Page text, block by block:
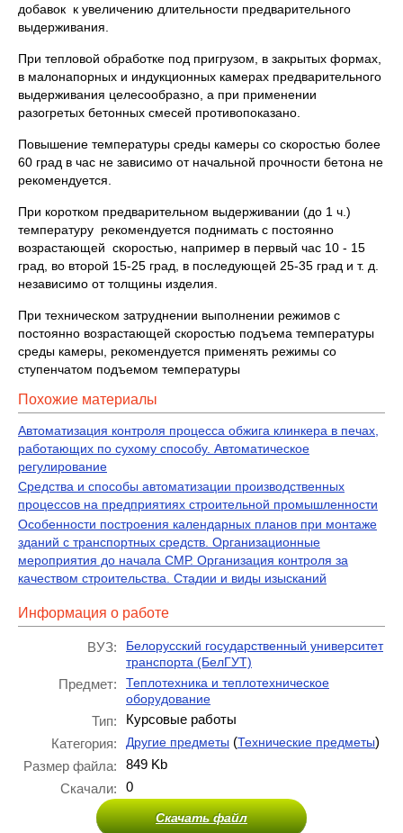
добавок к увеличению длительности предварительного
выдерживания.
При тепловой обработке под пригрузом, в закрытых формах,
в малонапорных и индукционных камерах предварительного
выдерживания целесообразно, а при применении
разогретых бетонных смесей противопоказано.
Повышение температуры среды камеры со скоростью более
60 град в час не зависимо от начальной прочности бетона не
рекомендуется.
При коротком предварительном выдерживании (до 1 ч.)
температуру рекомендуется поднимать с постоянно
возрастающей скоростью, например в первый час 10 - 15
град, во второй 15-25 град, в последующей 25-35 град и т. д.
независимо от толщины изделия.
При техническом затруднении выполнении режимов с
постоянно возрастающей скоростью подъема температуры
среды камеры, рекомендуется применять режимы со
ступенчатом подъемом температуры
Похожие материалы
Автоматизация контроля процесса обжига клинкера в печах,
работающих по сухому способу. Автоматическое
регулирование
Средства и способы автоматизации производственных
процессов на предприятиях строительной промышленности
Особенности построения календарных планов при монтаже
зданий с транспортных средств. Организационные
мероприятия до начала СМР. Организация контроля за
качеством строительства. Стадии и виды изысканий
Информация о работе
ВУЗ:
Белорусский государственный университет
транспорта (БелГУТ)
Предмет:
Теплотехника и теплотехническое
оборудование
Тип:
Курсовые работы
Категория:
Другие предметы (Технические предметы)
Размер файла:
849 Kb
Скачали:
0
Скачать файл